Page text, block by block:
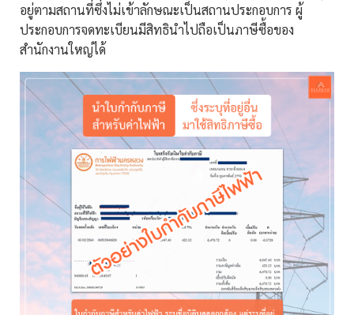
อยู่ตามสถานที่ซึ่งไม่เข้าลักษณะเป็นสถานประกอบการ ผู้
ประกอบการจดทะเบียนมีสิทธินำไปถือเป็นภาษีซื้อของ
สำนักงานใหญ่ได้